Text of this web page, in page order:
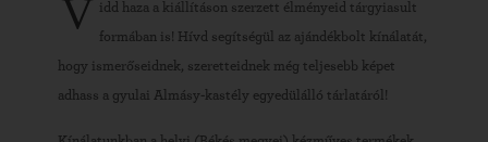
V idd haza a kiállításon szerzett élményeid tárgyiasult
formában is! Hívd segítségül az ajándékbolt kínálatát,
hogy ismerőseidnek, szeretteidnek még teljesebb képet
adhass a gyulai Almásy-kastély egyedülálló tárlatáról!